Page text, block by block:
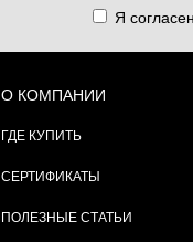
Я
О КОМПАНИИ
ГДЕ КУПИТЬ
СЕРТИФИКАТЫ
ПОЛЕЗНЫЕ СТАТЬИ